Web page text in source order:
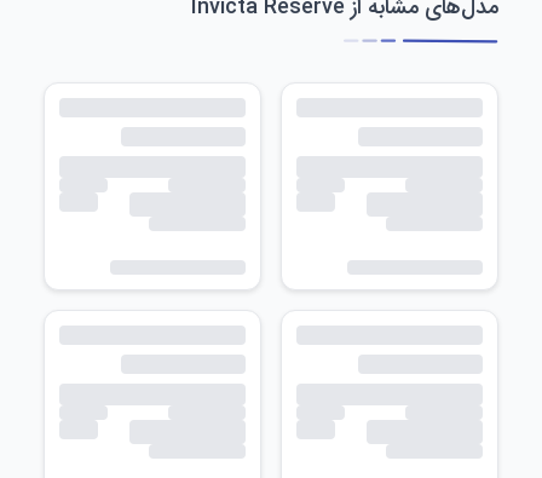
مدل‌های مشابه از Invicta Reserve